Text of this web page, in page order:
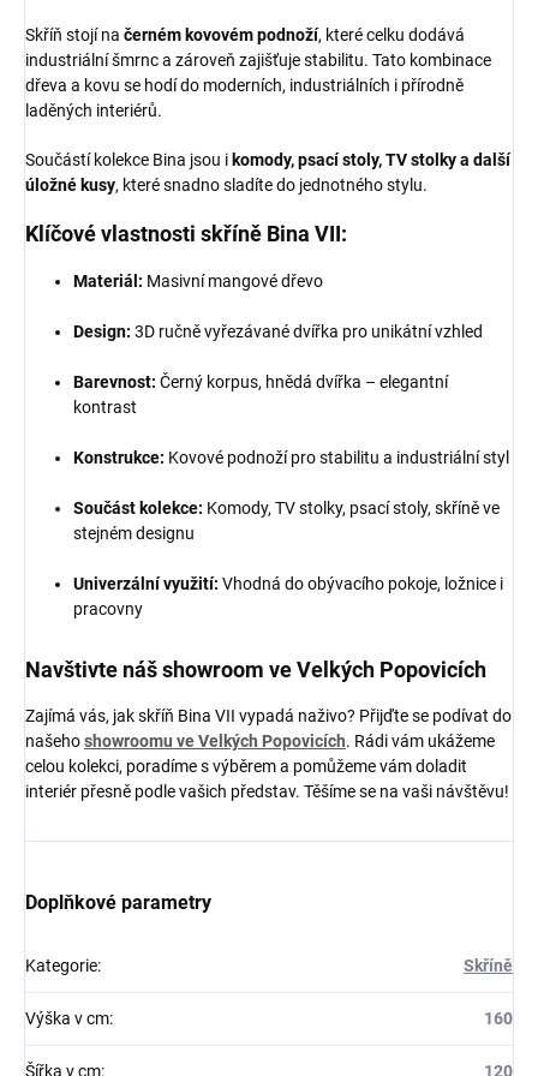
Skříň stojí na černém kovovém podnoží, které celku dodává
industriální šmrnc a zároveň zajišťuje stabilitu. Tato kombinace
dřeva a kovu se hodí do moderních, industriálních i přírodně
laděných interiérů.
Součástí kolekce Bina jsou i komody, psací stoly, TV stolky a další
úložné kusy, které snadno sladíte do jednotného stylu.
Klíčové vlastnosti skříně Bina VII:
Materiál: Masivní mangové dřevo
Design: 3D ručně vyřezávané dvířka pro unikátní vzhled
Barevnost: Černý korpus, hnědá dvířka – elegantní
kontrast
Konstrukce: Kovové podnoží pro stabilitu a industriální styl
Součást kolekce: Komody, TV stolky, psací stoly, skříně ve
stejném designu
Univerzální využití: Vhodná do obývacího pokoje, ložnice i
pracovny
Navštivte náš showroom ve Velkých Popovicích
Zajímá vás, jak skříň Bina VII vypadá naživo? Přijďte se podívat do
našehoshowroomu ve Velkých Popovicích. Rádi vám ukážeme
celou kolekci, poradíme s výběrem a pomůžeme vám doladit
interiér přesně podle vašich představ. Těšíme se na vaši návštěvu!
Doplňkové parametry
Kategorie: Skříně
Výška v cm: 160
Šířka v cm: 120